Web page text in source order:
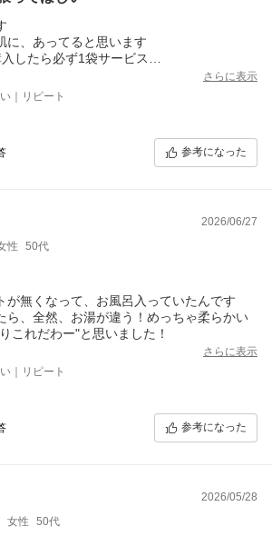
に、あってると思います
したら必ず1袋サービス
けど…今の日本は大変な物価高になってき
くと思います
っておられるので
さらに表示
｜リピート
参考になった
2026/06/27
性
50代
が無くなって、お風呂入っていたんです
ら、全然、お湯が違う！めっちゃ柔らかい
これだわー"と思いました！
さらに表示
｜リピート
参考になった
2026/05/28
女性
50代